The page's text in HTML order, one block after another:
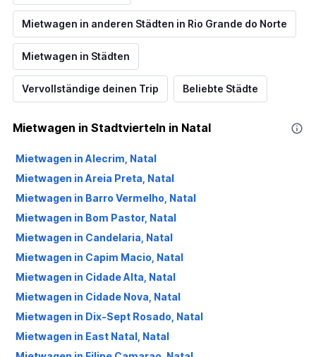
Mietwagen in anderen Städten in Rio Grande do Norte
Mietwagen in Städten
Vervollständige deinen Trip Beliebte Städte
Mietwagen in Stadtvierteln in Natal
Mietwagen in Alecrim, Natal
Mietwagen in Areia Preta, Natal
Mietwagen in Barro Vermelho, Natal
Mietwagen in Bom Pastor, Natal
Mietwagen in Candelaria, Natal
Mietwagen in Capim Macio, Natal
Mietwagen in Cidade Alta, Natal
Mietwagen in Cidade Nova, Natal
Mietwagen in Dix-Sept Rosado, Natal
Mietwagen in East Natal, Natal